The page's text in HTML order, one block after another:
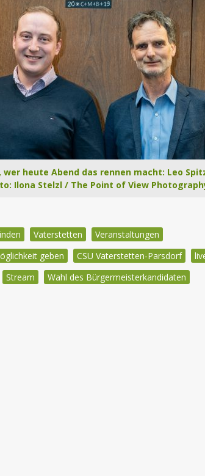
heute Abend das rennen macht: Leo
Ilona Stelzl / The Point of View
Vaterstetten
Veranstaltungen
geben
CSU Vaterstetten-Parsdorf
Stream Wahl des Bürgermeisterkandidaten